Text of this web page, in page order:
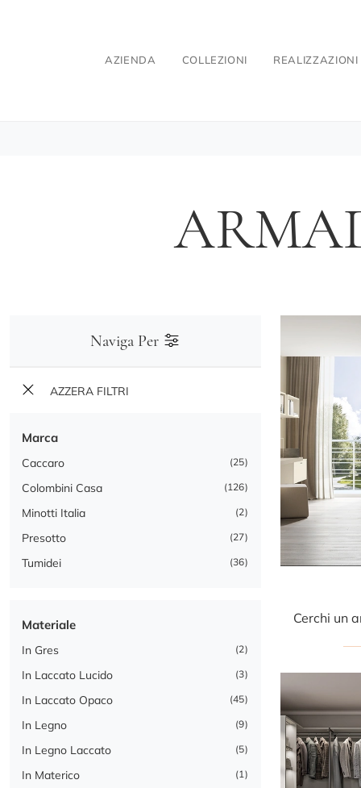
AZIENDA COLLEZIONI REALIZZAZIONI
Naviga Per
AZZERA FILTRI
Marca
Caccaro 25
Colombini Casa 126
Minotti Italia 2
Presotto 27
Tumidei 36
Materiale
In Gres 2
In Laccato Lucido 3
In Laccato Opaco 45
In Legno 9
In Legno Laccato 5
In Materico 1